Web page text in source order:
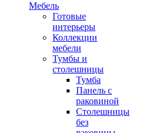
Мебель
Готовые
интерьеры
Коллекции
мебели
Тумбы и
столешницы
Тумба
Панель с
раковиной
Столешницы
без